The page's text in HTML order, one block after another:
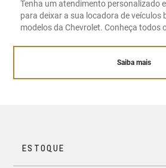
Tenha um atendimento personalizado
para deixar a sua locadora de veículos
modelos da Chevrolet. Conheça todos
Saiba mais